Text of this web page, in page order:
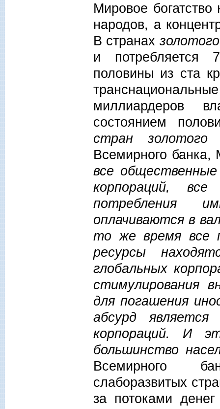
Мировое
народов, а
В странах
и потребляется
половины из ста
миллиардеров
состоянием
стран золотого
Всемирного
все
корпораций,
потребления
оплачиваются в
то же время все
ресурсы
глобальных
стимулирования
для погашения
абсурд
корпораций. И
большинство
Всемирного
слаборазвитых
за потоками